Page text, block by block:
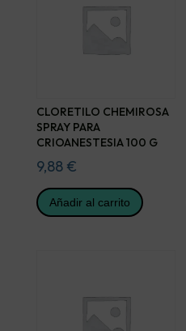
CLORETILO CHEMIROSA
SPRAY PARA
CRIOANESTESIA 100 G
9,88 €
Añadir al carrito